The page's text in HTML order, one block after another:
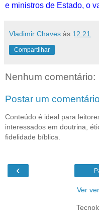
e ministros de Estado, o
Vladimir Chaves às 12:21
Compartilhar
Nenhum comentário:
Postar um comentário
Conteúdo é ideal para
interessados em doutrina,
fidelidade bíblica.
‹
Ver